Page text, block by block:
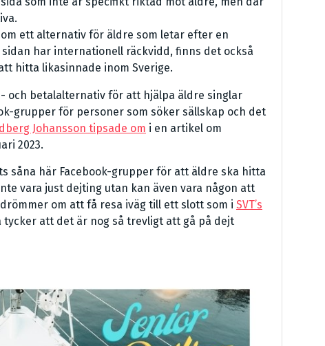
ett alternativ för äldre som letar efter en
har internationell räckvidd, finns det också
hitta likasinnade inom Sverige.
och betalalternativ för att hjälpa äldre singlar
grupper för personer som söker sällskap och det
Johansson tipsade om i en artikel om
2023.
såna här Facebook-grupper för att äldre ska hitta
vara just dejting utan kan även vara någon att
om att få resa iväg till ett slott som i SVT’s
tycker att det är nog så trevligt att gå på dejt